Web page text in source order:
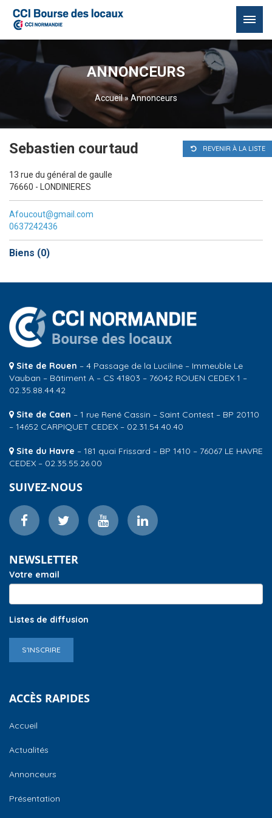
ANNONCEURS
Accueil»Annonceurs
REVENIR À LA LISTE
Sebastien courtaud
13 rue du général de gaulle
76660 - LONDINIERES
Afoucout@gmail.com
0637242436
Biens (0)
Site de Rouen – 4 Passage de la Luciline – Immeuble Le
Vauban – Bâtiment A – CS 41803 – 76042 ROUEN CEDEX 1 –
02.35.88.44.42
Site de Caen – 1 rue René Cassin – Saint Contest – BP 20110
– 14652 CARPIQUET CEDEX – 02.31.54.40.40
Site du Havre – 181 quai Frissard – BP 1410 – 76067 LE HAVRE
CEDEX – 02.35.55.26.00
SUIVEZ-NOUS
NEWSLETTER
Votre email
Listes de diffusion
S'INSCRIRE
ACCÈS RAPIDES
Accueil
Actualités
Annonceurs
Présentation